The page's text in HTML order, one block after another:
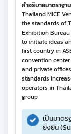
คำอธิบายมาตราฐ
Thailand MICE
the standards of
Exhibition
to initiate ideas
first country in
convention
and private
standards
operators in
group
เป็นมาต
ยั่งยืน